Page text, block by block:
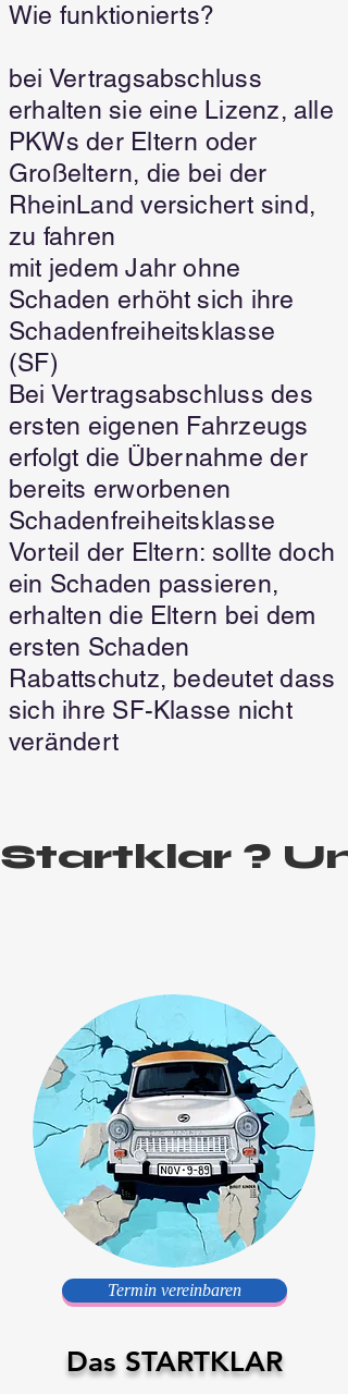
Wie funktionierts?
bei Vertragsabschluss
erhalten sie eine Lizenz, alle
PKWs der Eltern oder
Großeltern, die bei der
RheinLand versichert sind,
zu fahren
mit jedem Jahr ohne
Schaden erhöht sich ihre
Schadenfreiheitsklasse
(SF)
Bei Vertragsabschluss des
ersten eigenen Fahrzeugs
erfolgt die Übernahme der
bereits erworbenen
Schadenfreiheitsklasse
Vorteil der Eltern: sollte doch
ein Schaden passieren,
erhalten die Eltern bei dem
ersten Schaden
Rabattschutz, bedeutet dass
sich ihre SF-Klasse nicht
verändert
Startklar ?
Termin vereinbaren
Das STARTKLAR